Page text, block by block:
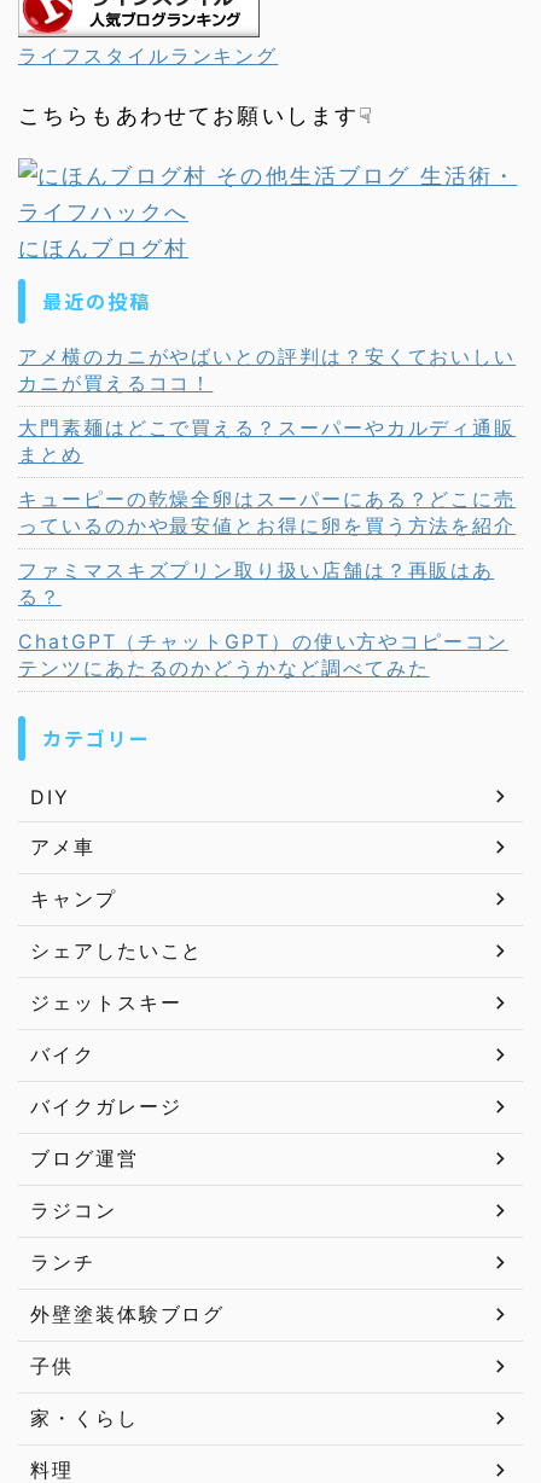
ライフスタイルランキング
こちらもあわせてお願いします☟
にほんブログ村
最近の投稿
アメ横のカニがやばいとの評判は？安くておいしい
カニが買えるココ！
大門素麺はどこで買える？スーパーやカルディ通販
まとめ
キューピーの乾燥全卵はスーパーにある？どこに売
っているのかや最安値とお得に卵を買う方法を紹介
ファミマスキズプリン取り扱い店舗は？再販はあ
る？
ChatGPT（チャットGPT）の使い方やコピーコン
テンツにあたるのかどうかなど調べてみた
カテゴリー
DIY
アメ車
キャンプ
シェアしたいこと
ジェットスキー
バイク
バイクガレージ
ブログ運営
ラジコン
ランチ
外壁塗装体験ブログ
子供
家・くらし
料理